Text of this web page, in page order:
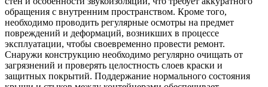
обращения с внутренним пространством. Кроме того,
необходимо проводить регулярные осмотры на предмет
повреждений и деформаций, возникших в процессе
эксплуатации, чтобы своевременно провести ремонт.
Снаружи конструкцию необходимо регулярно очищать от
загрязнений и проверять целостность слоев краски и
защитных покрытий. Поддержание нормального состояния